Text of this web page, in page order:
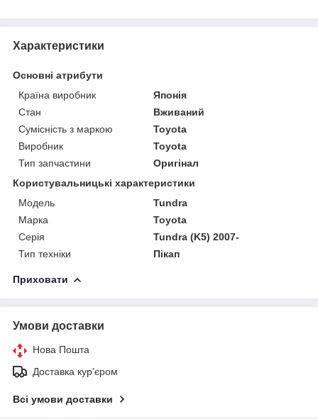
Характеристики
Основні атрибути
Країна виробник
Японія
Стан
Вживаний
Сумісність з маркою
Toyota
Виробник
Toyota
Тип запчастини
Оригінал
Користувальницькі характеристики
Модель
Tundra
Марка
Toyota
Серія
Tundra (K5) 2007-
Тип техніки
Пікап
Приховати
Умови доставки
Нова Пошта
Доставка кур'єром
Всі умови доставки